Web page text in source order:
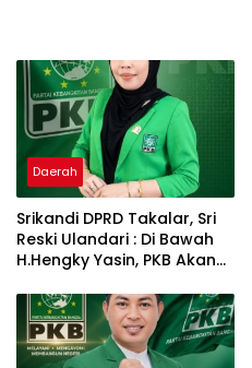
Daerah
Srikandi DPRD Takalar, Sri
Reski Ulandari : Di Bawah
H.Hengky Yasin, PKB Akan
Dekat dengan Rakyat